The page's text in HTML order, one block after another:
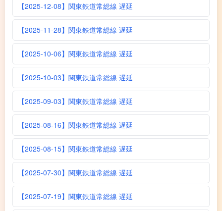
【2025-12-08】関東鉄道常総線 遅延
【2025-11-28】関東鉄道常総線 遅延
【2025-10-06】関東鉄道常総線 遅延
【2025-10-03】関東鉄道常総線 遅延
【2025-09-03】関東鉄道常総線 遅延
【2025-08-16】関東鉄道常総線 遅延
【2025-08-15】関東鉄道常総線 遅延
【2025-07-30】関東鉄道常総線 遅延
【2025-07-19】関東鉄道常総線 遅延